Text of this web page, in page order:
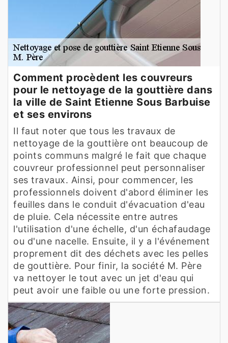
Comment procèdent les couvreurs
pour le nettoyage de la gouttière dans
la ville de Saint Etienne Sous Barbuise
et ses environs
Il faut noter que tous les travaux de
nettoyage de la gouttière ont beaucoup de
points communs malgré le fait que chaque
couvreur professionnel peut personnaliser
ses travaux. Ainsi, pour commencer, les
professionnels doivent d'abord éliminer les
feuilles dans le conduit d'évacuation d'eau
de pluie. Cela nécessite entre autres
l'utilisation d'une échelle, d'un échafaudage
ou d'une nacelle. Ensuite, il y a l'événement
proprement dit des déchets avec les pelles
de gouttière. Pour finir, la société M. Père
va nettoyer le tout avec un jet d'eau qui
peut avoir une faible ou une forte pression.